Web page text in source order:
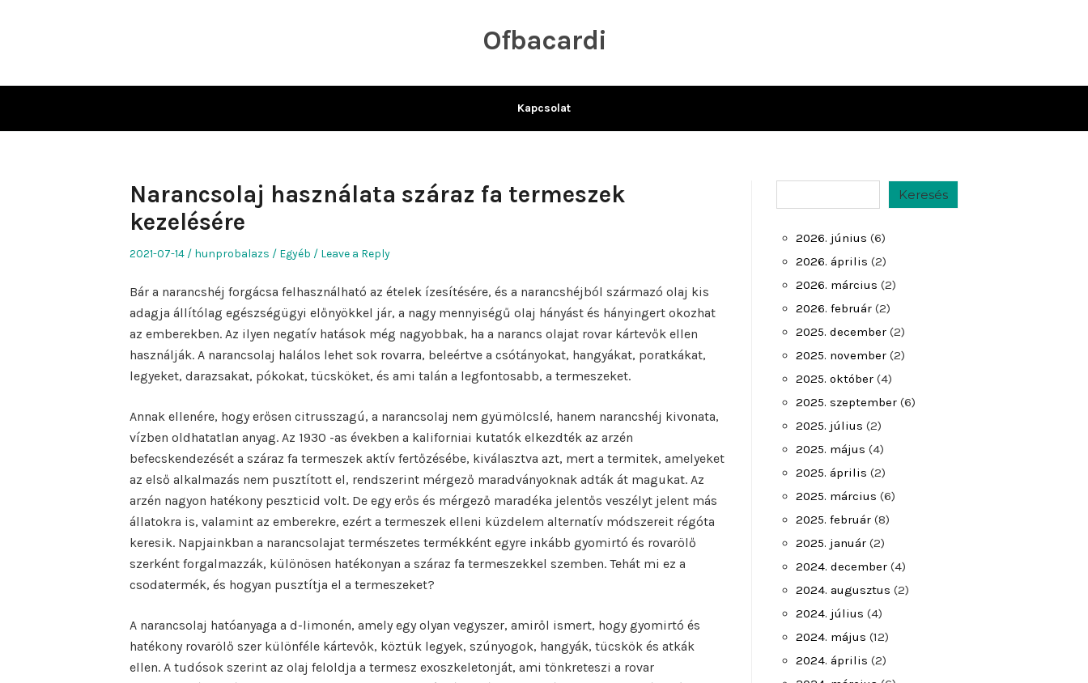
Ofbacardi
Kapcsolat
Narancsolaj használata száraz fa termeszek
kezelésére
Posted
2021-07-14 Author
hunprobalazs
Posted
Egyéb Leave a Reply
Bár a narancshéj forgácsa felhasználható az ételek ízesítésére, és a narancshéjból származó olaj kis
adagja állítólag egészségügyi előnyökkel jár, a nagy mennyiségű olaj hányást és hányingert okozhat
az emberekben. Az ilyen negatív hatások még nagyobbak, ha a narancs olajat rovar kártevők ellen
használják. A narancsolaj halálos lehet sok rovarra, beleértve a csótányokat, hangyákat, poratkákat,
legyeket, darazsakat, pókokat, tücsköket, és ami talán a legfontosabb, a termeszeket.
Annak ellenére, hogy erősen citrusszagú, a narancsolaj nem gyümölcslé, hanem narancshéj kivonata,
vízben oldhatatlan anyag. Az 1930 -as években a kaliforniai kutatók elkezdték az arzén
befecskendezését a száraz fa termeszek aktív fertőzésébe, kiválasztva azt, mert a termitek, amelyeket
az első alkalmazás nem pusztított el, rendszerint mérgező maradványoknak adták át magukat. Az
arzén nagyon hatékony peszticid volt. De egy erős és mérgező maradéka jelentős veszélyt jelent más
állatokra is, valamint az emberekre, ezért a termeszek elleni küzdelem alternatív módszereit régóta
keresik. Napjainkban a narancsolajat természetes termékként egyre inkább gyomirtó és rovarölő
szerként forgalmazzák, különösen hatékonyan a száraz fa termeszekkel szemben. Tehát mi ez a
csodatermék, és hogyan pusztítja el a termeszeket?
A narancsolaj hatóanyaga a d-limonén, amely egy olyan vegyszer, amiről ismert, hogy gyomirtó és
hatékony rovarölő szer különféle kártevők, köztük legyek, szúnyogok, hangyák, tücskök és atkák
ellen. A tudósok szerint az olaj feloldja a termesz exoszkeletonját, ami tönkreteszi a rovar
Keresés
2026. június (6)
2026. április (2)
2026. március (2)
2026. február (2)
2025. december (2)
2025. november (2)
2025. október (4)
2025. szeptember (6)
2025. július (2)
2025. május (4)
2025. április (2)
2025. március (6)
2025. február (8)
2025. január (2)
2024. december (4)
2024. augusztus (2)
2024. július (4)
2024. május (12)
2024. április (2)